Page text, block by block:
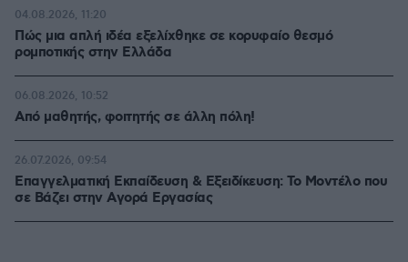
Πώς μια απλή ιδέα εξελίχθηκε σε κορυφαίο θεσμό
ρομποτικής στην Ελλάδα
04.08.2026, 11:20
Από μαθητής, φοιτητής σε άλλη πόλη!
06.08.2026, 10:52
Επαγγελματική Εκπαίδευση & Εξειδίκευση: Το Mοντέλο που
σε Bάζει στην Aγορά Eργασίας
26.07.2026, 09:54